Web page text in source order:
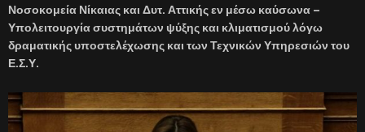
Νοσοκομεία Νίκαιας και Δυτ. Αττικής εν μέσω καύσωνα –
Υπολειτουργία συστημάτων ψύξης και κλιματισμού λόγω
δραματικής υποστελέχωσης και των Τεχνικών Υπηρεσιών του
Ε.Σ.Υ.